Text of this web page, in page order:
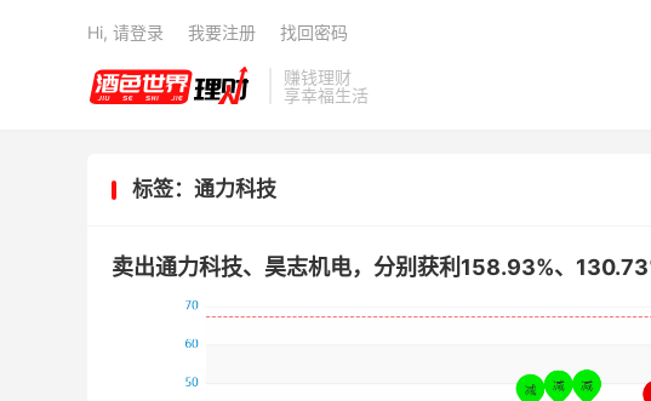
赚钱理财
享幸福生活
Hi, 请登录 我要注册 找回密码
标签：通力科技
卖出通力科技、昊志机电，分别获利158.93%、